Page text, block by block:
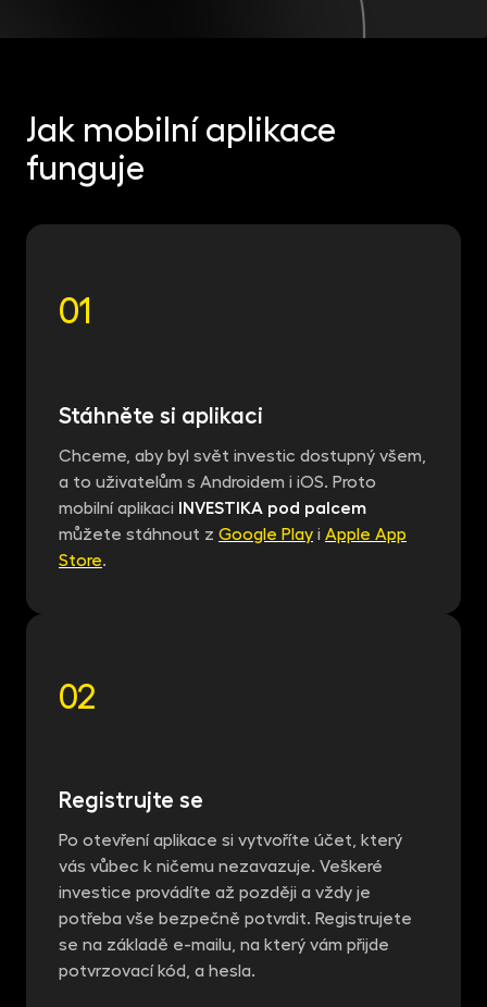
Jak mobilní aplikace
funguje
01
Stáhněte si aplikaci
Chceme, aby byl svět investic dostupný všem,
a to uživatelům s Androidem i iOS. Proto
mobilní aplikaci INVESTIKA pod palcem
můžete stáhnout z Google Play i Apple App
Store.
02
Registrujte se
Po otevření aplikace si vytvoříte účet, který
vás vůbec k ničemu nezavazuje. Veškeré
investice provádíte až později a vždy je
potřeba vše bezpečně potvrdit. Registrujete
se na základě e-mailu, na který vám přijde
potvrzovací kód, a hesla.